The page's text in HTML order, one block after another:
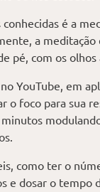
conhecidas é a
a
pé, com os
YouTube, em
o foco para sua
como ter o
e dosar o